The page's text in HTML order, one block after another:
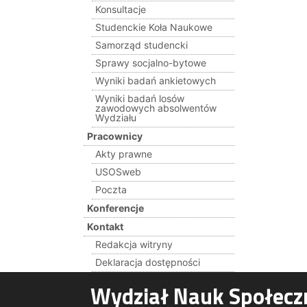
Konsultacje
Studenckie Koła Naukowe
Samorząd studencki
Sprawy socjalno-bytowe
Wyniki badań ankietowych
Wyniki badań losów
zawodowych absolwentów
Wydziału
Pracownicy
Akty prawne
USOSweb
Poczta
Konferencje
Kontakt
Redakcja witryny
Deklaracja dostępności
Wydział Nauk